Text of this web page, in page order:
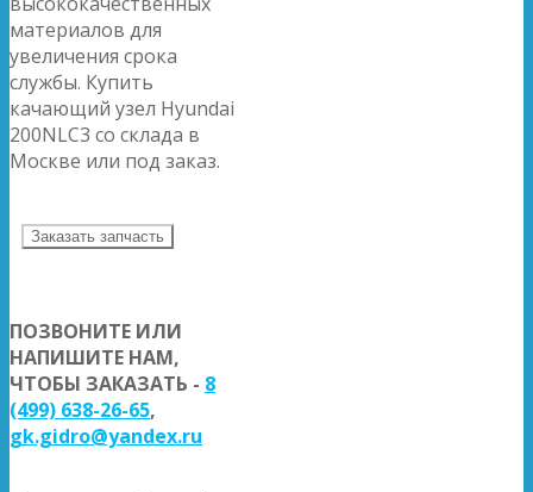
материалов для
увеличения срока
службы. Купить
качающий узел Hyundai
200NLC3 со склада в
Москве или под заказ.
Заказать запчасть
ПОЗВОНИТЕ ИЛИ
НАПИШИТЕ НАМ,
ЧТОБЫ ЗАКАЗАТЬ - 8
(499) 638-26-65,
gk.gidro@yandex.ru